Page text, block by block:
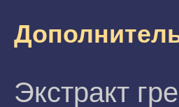
Экстракт